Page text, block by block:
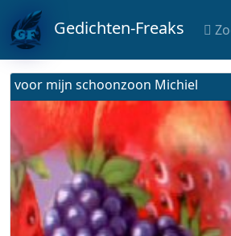
Gedichten-Freaks
voor mijn schoonzoon Michiel